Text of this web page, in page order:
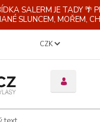
SALERM JE TADY 🌴
SLUNCEM, MOŘEM,
CZK